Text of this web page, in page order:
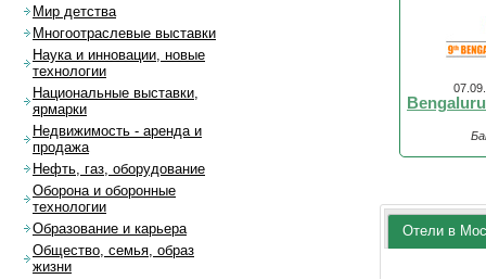
Отели в
Мир детства
Многоотраслевые выставки
Наука и инновации, новые
технологии
Национальные выставки,
ярмарки
Недвижимость - аренда и
продажа
Нефть, газ, оборудование
Оборона и оборонные
технологии
Образование и карьера
Общество, семья, образ
жизни